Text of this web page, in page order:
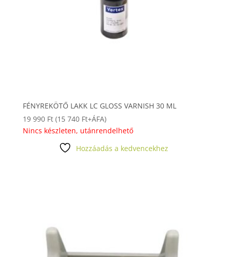
FÉNYREKÖTŐ LAKK LC GLOSS VARNISH 30 ML
19 990 Ft (15 740 Ft+ÁFA)
Nincs készleten, utánrendelhető
Hozzáadás a kedvencekhez